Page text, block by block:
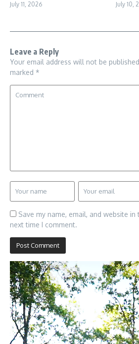
July 11, 2026 July 10,
Leave a Reply
Your email address will not be
marked *
Save my name, email, and website
next time I comment.